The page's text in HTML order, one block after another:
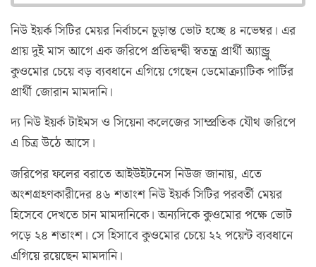
নিউ ইয়র্ক সিটির মেয়র নির্বাচনে চূড়ান্ত ভোট হচ্ছে ৪ নভেম্বর। এর
প্রায় দুই মাস আগে এক জরিপে প্রতিদ্বন্দ্বী স্বতন্ত্র প্রার্থী অ্যান্ড্রু
কুওমোর চেয়ে বড় ব্যবধানে এগিয়ে গেছেন ডেমোক্র্যাটিক পার্টির
প্রার্থী জোরান মামদানি।
দ্য নিউ ইয়র্ক টাইমস ও সিয়েনা কলেজের সাম্প্রতিক যৌথ জরিপে
এ চিত্র উঠে আসে।
জরিপের ফলের বরাতে আইউইটনেস নিউজ জানায়, এতে
অংশগ্রহণকারীদের ৪৬ শতাংশ নিউ ইয়র্ক সিটির পরবর্তী মেয়র
হিসেবে দেখতে চান মামদানিকে। অন্যদিকে কুওমোর পক্ষে ভোট
পড়ে ২৪ শতাংশ। সে হিসাবে কুওমোর চেয়ে ২২ পয়েন্ট ব্যবধানে
এগিয়ে রয়েছেন মামদানি।